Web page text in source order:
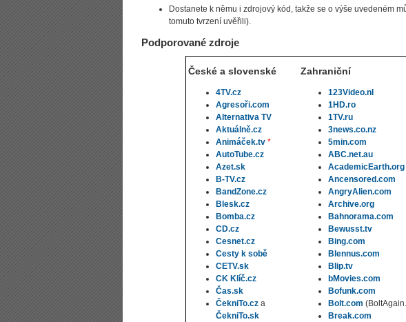
Dostanete k němu i zdrojový kód, takže se o výše uvedeném
tomuto tvrzení uvěřili).
Podporované zdroje
České a slovenské
4TV.cz
Agresoři.com
Alternativa TV
Aktuálně.cz
Animáček.tv *
AutoTube.cz
Azet.sk
B-TV.cz
BandZone.cz
Blesk.cz
Bomba.cz
CD.cz
Cesnet.cz
Cesty k sobě
CETV.sk
CK Klíč.cz
Čas.sk
ČekniTo.cz a
ČekniTo.sk
Zahraniční
123Video.nl
1HD.ro
1TV.ru
3news.co.nz
5min.com
ABC.net.au
AcademicEarth.org
Ancensored.com
AngryAlien.com
Archive.org
Bahnorama.com
Bewusst.tv
Bing.com
Blennus.com
Blip.tv
bMovies.com
Bofunk.com
Bolt.com
Break.com